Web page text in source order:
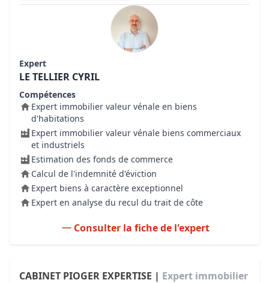
Expert
LE TELLIER CYRIL
Compétences
Expert immobilier valeur vénale en biens
d'habitations
Expert immobilier valeur vénale biens commerciaux
et industriels
Estimation des fonds de commerce
Calcul de l'indemnité d'éviction
Expert biens à caractère exceptionnel
Expert en analyse du recul du trait de côte
Consulter la fiche de l'expert
CABINET PIOGER EXPERTISE | Expert immobilier